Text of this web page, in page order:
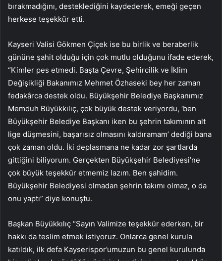
bırakmadığını, desteklediğini kaydederek, emeği geçen
herkese teşekkür etti.
Kayseri Valisi Gökmen Çiçek ise bu birlik ve beraberlik
gününe şahit olduğu için çok mutlu olduğunu ifade ederek,
“Kimler pes etmedi. Başta Çevre, Şehircilik ve İklim
Değişikliği Bakanımız Mehmet Özhaseki bey her zaman
fedakârca destek oldu. Büyükşehir Belediye Başkanımız
Memduh Büyükkılıç, çok büyük destek veriyordu, ‘ben
Büyükşehir Belediye Başkanı iken bu şehrin takımının alt
lige düşmesini, başarısız olmasını kaldıramam’ dediği bana
çok zaman oldu. İki deplasmana ne kadar zor şartlarda
gittiğini biliyorum. Gerçekten Büyükşehir Belediyesi’ne
çok büyük teşekkür etmemiz lazım. Ben şahidim.
Büyükşehir Belediyesi olmadan şehrin takımı olmaz, o da
onu yaptı” diye konuştu.
Başkan Büyükkılıç “Sayın Valimize teşekkür ederken, bir
hakkı da teslim etmek istiyoruz. Onlarca genel kurula
katıldık, ilk defa Kayserispor’umuzun bu genel kurulunda